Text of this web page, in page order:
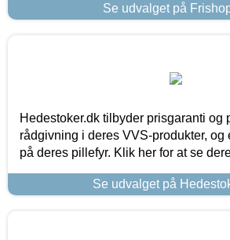
Se udvalget på
Hedestoker.dk tilbyder prisgaranti og
rådgivning i deres VVS-produkter,
på deres pillefyr. Klik her for at se
Se udvalget på